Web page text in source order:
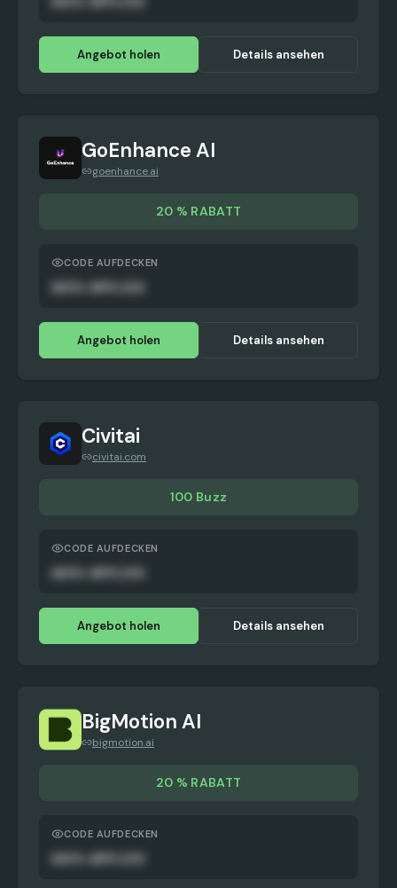
Angebot holen Details ansehen
GoEnhance AI
goenhance.ai
20 % RABATT
CODE AUFDECKEN
Angebot holen Details ansehen
Civitai
civitai.com
100 Buzz
CODE AUFDECKEN
Angebot holen Details ansehen
BigMotion AI
bigmotion.ai
20 % RABATT
CODE AUFDECKEN